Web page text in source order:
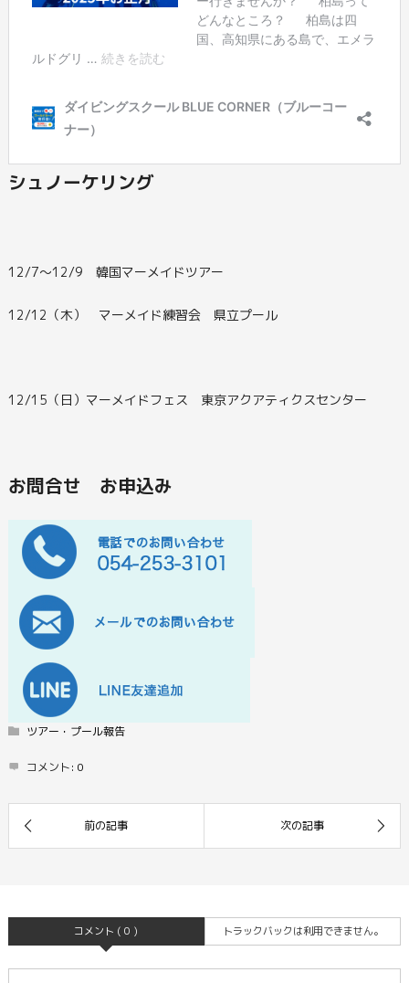
シュノーケリング
12/7～12/9 韓国マーメイドツアー
12/12（木） マーメイド練習会 県立プール
12/15（日）マーメイドフェス 東京アクアティクスセンター
お問合せ お申込み
ツアー・プール報告
コメント: 0
コメント ( 0 ) トラックバックは利用できません。